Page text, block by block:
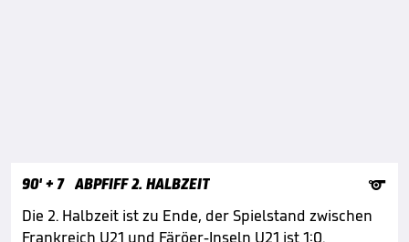
90'+ 7 ABPFIFF 2. HALBZEIT

Die 2. Halbzeit ist zu Ende, der Spielstand zwischen
Frankreich U21 und Färöer-Inseln U21 ist 1:0.